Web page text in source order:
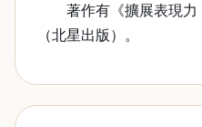
著作有《擴展表現力
（北星出版）。